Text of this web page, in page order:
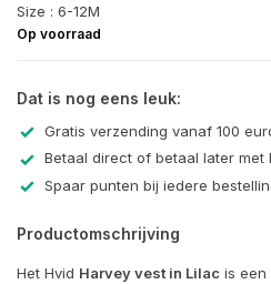
Size : 6-12M
Op voorraad
Dat is nog eens leuk:
Gratis verzending vanaf 100
Betaal direct of betaal later met
Spaar punten bij iedere
Productomschrijving
Het Hvid Harvey vest in Lilac is een